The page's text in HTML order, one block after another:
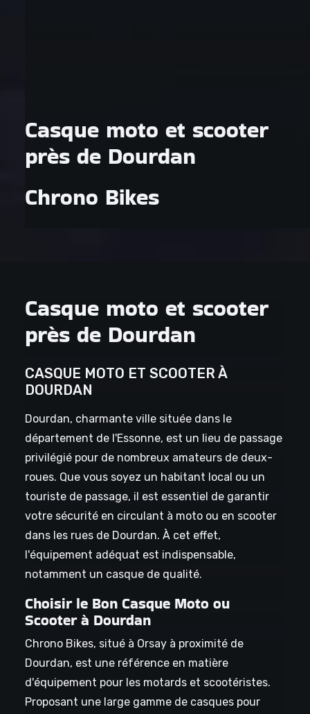
Casque moto et scooter
près de Dourdan
Chrono Bikes
Casque moto et scooter
près de Dourdan
CASQUE MOTO ET SCOOTER À
DOURDAN
Dourdan, charmante ville située dans le
département de l'Essonne, est un lieu de passage
privilégié pour de nombreux amateurs de deux-
roues. Que vous soyez un habitant local ou un
touriste de passage, il est essentiel de garantir
votre sécurité en circulant à moto ou en scooter
dans les rues de Dourdan. À cet effet,
l'équipement adéquat est indispensable,
notamment un casque de qualité.
Choisir le Bon Casque Moto ou
Scooter à Dourdan
Chrono Bikes, situé à Orsay à proximité de
Dourdan, est une référence en matière
d'équipement pour les motards et scootéristes.
Proposant une large gamme de casques pour